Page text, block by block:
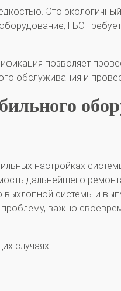
Это
ГБО
позволяет
обслуживания и
настройках
дальнейшего
системы и
важно
случаях: